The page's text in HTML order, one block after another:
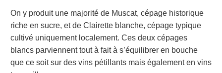
On y produit une majorité de Muscat, cépage historique
riche en sucre, et de Clairette blanche, cépage typique
cultivé uniquement localement. Ces deux cépages
blancs parviennent tout à fait à s’équilibrer en bouche
que ce soit sur des vins pétillants mais également en vins